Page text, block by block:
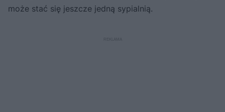
może stać się jeszcze jedną sypialnią.